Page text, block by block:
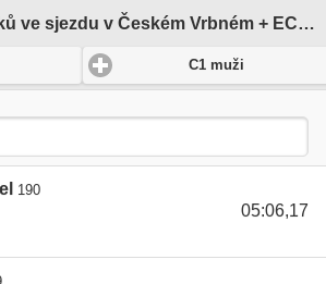
3. Český pohár žáků ve sjezdu v Českém Vrbném + ECA CUP teens
C1 muži
190
05:06,17